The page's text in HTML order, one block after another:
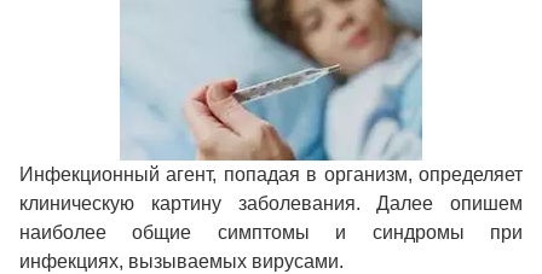
Инфекционный агент, попадая в организм, определяет
клиническую картину заболевания. Далее опишем
наиболее общие симптомы и синдромы при
инфекциях, вызываемых вирусами.